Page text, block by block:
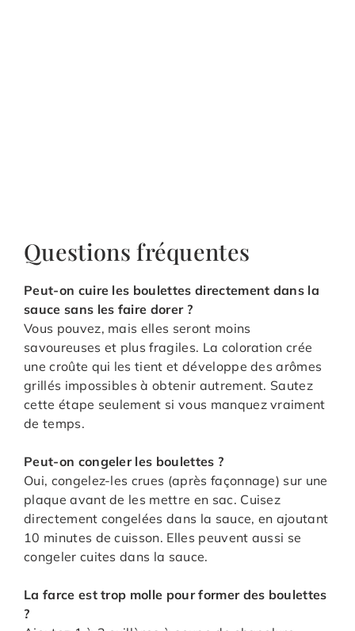
Questions fréquentes
Peut-on cuire les boulettes directement dans la
sauce sans les faire dorer ?
Vous pouvez, mais elles seront moins
savoureuses et plus fragiles. La coloration crée
une croûte qui les tient et développe des arômes
grillés impossibles à obtenir autrement. Sautez
cette étape seulement si vous manquez vraiment
de temps.
Peut-on congeler les boulettes ?
Oui, congelez-les crues (après façonnage) sur une
plaque avant de les mettre en sac. Cuisez
directement congelées dans la sauce, en ajoutant
10 minutes de cuisson. Elles peuvent aussi se
congeler cuites dans la sauce.
La farce est trop molle pour former des boulettes
?